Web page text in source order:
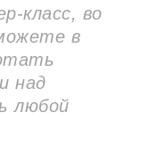
класс, во
в
над
любой